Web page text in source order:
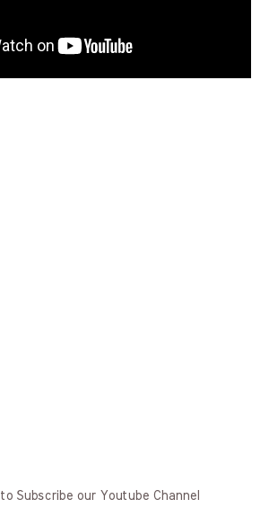
to Subscribe our Youtube Channel